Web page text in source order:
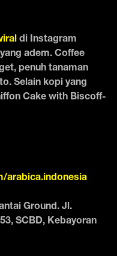
di Instagram
adem. Coffee
penuh tanaman
Selain kopi yang
Cake with Biscoff-
arabica.indonesia
Ground. Jl.
SCBD, Kebayoran